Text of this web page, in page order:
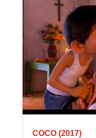
COCO (2017)